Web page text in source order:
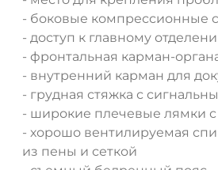
- боковые компрессионные
- доступ к главному
- фронтальная карман-
- внутренний карман для
- грудная стяжка с
- широкие плечевые лямки с
- хорошо вентилируемая
из пены и сеткой